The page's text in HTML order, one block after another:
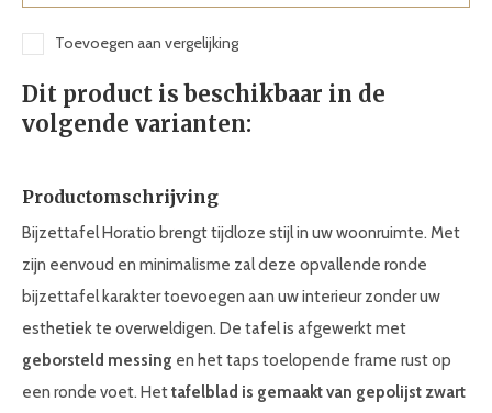
Toevoegen aan vergelijking
Dit product is beschikbaar in de
volgende varianten:
Productomschrijving
Bijzettafel Horatio brengt tijdloze stijl in uw woonruimte. Met
zijn eenvoud en minimalisme zal deze opvallende ronde
bijzettafel karakter toevoegen aan uw interieur zonder uw
esthetiek te overweldigen. De tafel is afgewerkt met
geborsteld messing en het taps toelopende frame rust op
een ronde voet. Hettafelblad is gemaakt van gepolijst zwart